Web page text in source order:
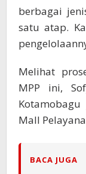
berbagai
satu atap.
Melihat
MPP ini,
Mall
BACA JUGA